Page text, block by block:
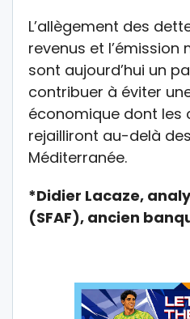
L’allègement des
revenus et l’émission
sont aujourd’hui un
contribuer à éviter
économique dont les
rejailliront au-delà
Méditerranée.
*Didier Lacaze,
(SFAF), ancien